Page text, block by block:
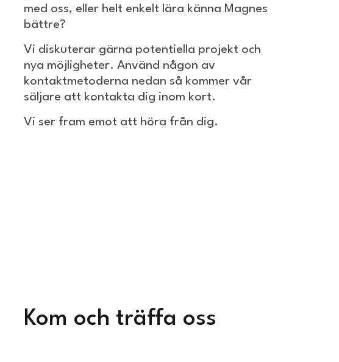
med oss, eller helt enkelt lära känna Magnes
bättre?
Vi diskuterar gärna potentiella projekt och
nya möjligheter. Använd någon av
kontaktmetoderna nedan så kommer vår
säljare att kontakta dig inom kort.
Vi ser fram emot att höra från dig.
Kom och träffa oss